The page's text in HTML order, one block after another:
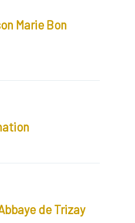
Marie Bon
de Trizay